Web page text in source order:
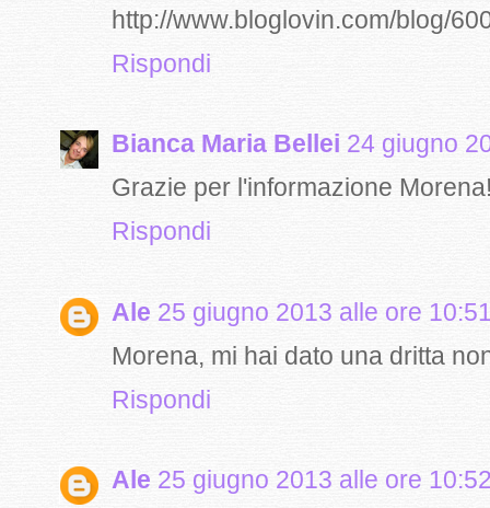
http://www.bloglovin.com/blog/
Rispondi
Bianca Maria Bellei 24 giugno
Grazie per l'informazione
Rispondi
Ale 25 giugno 2013 alle ore
Morena, mi hai dato una dritta
Rispondi
Ale 25 giugno 2013 alle ore